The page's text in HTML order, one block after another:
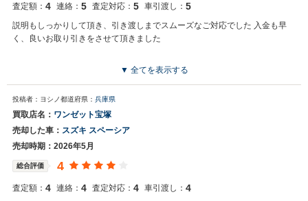
査定額： 4 連絡： 5 査定対応： 5 車引渡し： 5
説明もしっかりして頂き、引き渡しまでスムーズなご対応でした 入金も早
く、良いお取り引きをさせて頂きました
▼ 全てを表示する
投稿者：ヨシノ都道府県： 兵庫県
買取店名： ワンゼット宝塚
売却した車： スズキ スペーシア
売却時期：2026年5月
総合評価 4
査定額： 4 連絡： 4 査定対応： 4 車引渡し： 4